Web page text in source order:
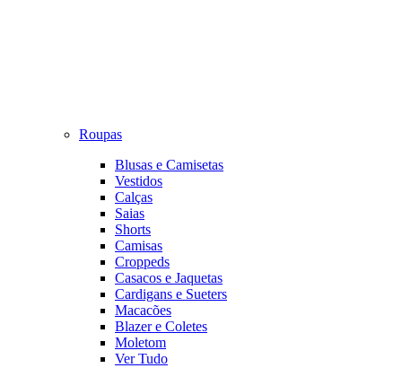
Roupas
Blusas e Camisetas
Vestidos
Calças
Saias
Shorts
Camisas
Croppeds
Casacos e Jaquetas
Cardigans e Sueters
Macacões
Blazer e Coletes
Moletom
Ver Tudo